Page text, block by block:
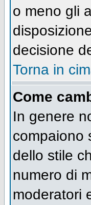
o meno gli
decisione
Torna in
Come
In genere
compaiono
dello stile
numero di
moderatori